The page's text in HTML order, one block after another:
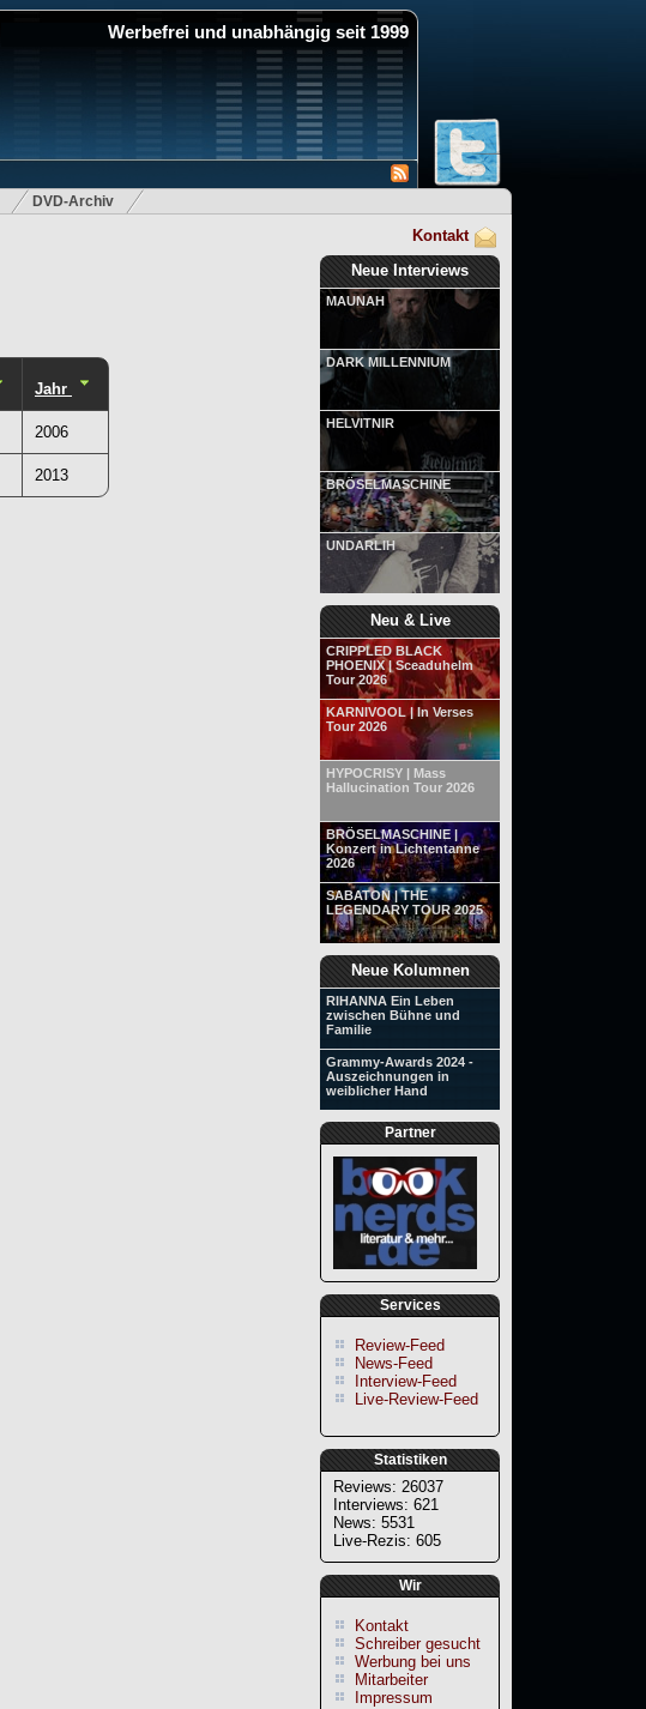
Werbefrei und unabhängig seit 1999
DVD-Archiv
Kontakt
Neue Interviews
MAUNAH
DARK MILLENNIUM
HELVITNIR
BRÖSELMASCHINE
UNDARLIH
Neu & Live
CRIPPLED BLACK
PHOENIX | Sceaduhelm
Tour 2026
KARNIVOOL | In Verses
Tour 2026
HYPOCRISY | Mass
Hallucination Tour 2026
BRÖSELMASCHINE |
Konzert in Lichtentanne
2026
SABATON | THE
LEGENDARY TOUR 2025
Neue Kolumnen
RIHANNA Ein Leben
zwischen Bühne und
Familie
Grammy-Awards 2024 -
Auszeichnungen in
weiblicher Hand
Partner
Services
Review-Feed
News-Feed
Interview-Feed
Live-Review-Feed
Statistiken
Reviews: 26037
Interviews: 621
News: 5531
Live-Rezis: 605
Wir
Kontakt
Schreiber gesucht
Werbung bei uns
Mitarbeiter
Impressum
Jahr
2006
2013